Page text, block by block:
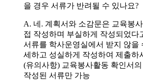
을 경우 서류가 반려될 수 있나요?
A. 네. 계획서와 소감문은 교육봉
접 작성하며 부실하게 작성되었다
서류를 학사운영실에서 받지 않을
세하고 성실하게 작성하여 제출하
(유의사항) 교육봉사활동 확인서
작성된 서류만 가능